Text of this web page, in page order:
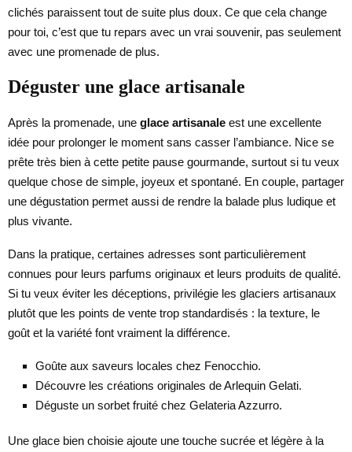
clichés paraissent tout de suite plus doux. Ce que cela change
pour toi, c’est que tu repars avec un vrai souvenir, pas seulement
avec une promenade de plus.
Déguster une glace artisanale
Après la promenade, une glace artisanale est une excellente
idée pour prolonger le moment sans casser l’ambiance. Nice se
prête très bien à cette petite pause gourmande, surtout si tu veux
quelque chose de simple, joyeux et spontané. En couple, partager
une dégustation permet aussi de rendre la balade plus ludique et
plus vivante.
Dans la pratique, certaines adresses sont particulièrement
connues pour leurs parfums originaux et leurs produits de qualité.
Si tu veux éviter les déceptions, privilégie les glaciers artisanaux
plutôt que les points de vente trop standardisés : la texture, le
goût et la variété font vraiment la différence.
Goûte aux saveurs locales chez Fenocchio.
Découvre les créations originales de Arlequin Gelati.
Déguste un sorbet fruité chez Gelateria Azzurro.
Une glace bien choisie ajoute une touche sucrée et légère à la